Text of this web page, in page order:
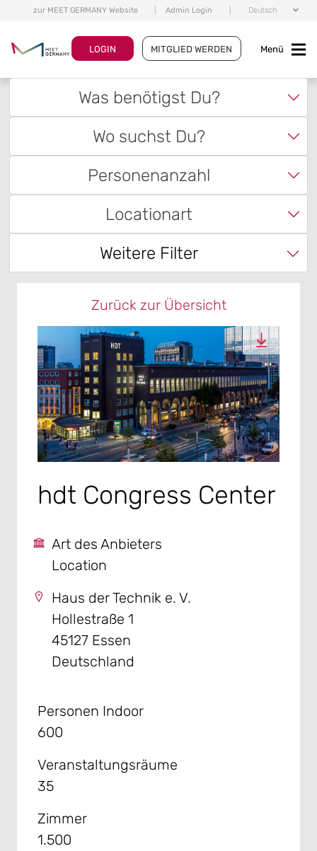
zur MEET GERMANY Website Admin Login Deutsch
LOGIN MITGLIED WERDEN Menü
Was benötigst Du?
Wo suchst Du?
Personenanzahl
Locationart
Weitere Filter
Zurück zur Übersicht
hdt Congress Center
Art des Anbieters
Location
Haus der Technik e. V.
Hollestraße 1
45127 Essen
Deutschland
Personen Indoor
600
Veranstaltungsräume
35
Zimmer
1.500